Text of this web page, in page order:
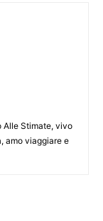
Alle Stimate, vivo
amo viaggiare e